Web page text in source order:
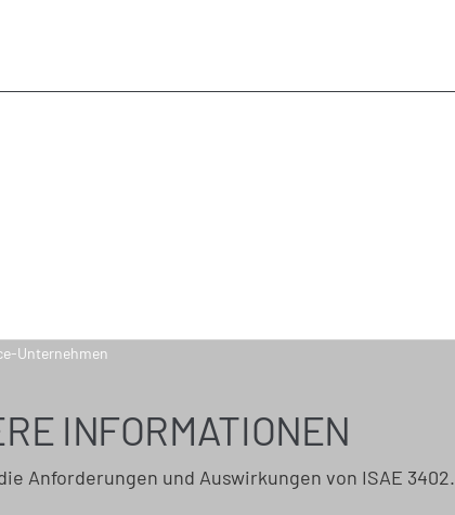
INFORMATIONEN
Anforderungen und Auswirkungen von ISAE 3402.